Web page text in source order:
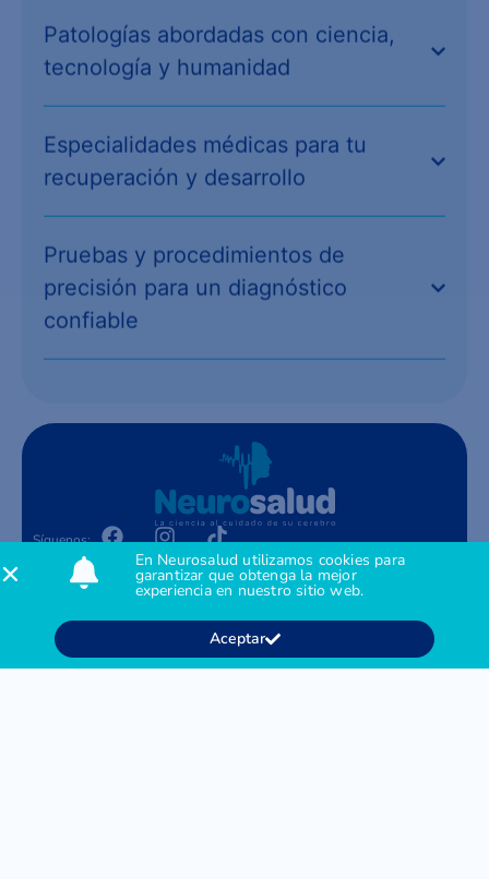
Patologías abordadas con ciencia,
tecnología y humanidad
Especialidades médicas para tu
recuperación y desarrollo
Pruebas y procedimientos de
precisión para un diagnóstico
confiable
Síguenos:
Contacto
Agendar citas: +57 312 395 3785
Administración: + 601 762 6985
M: gerencia@neurosalud.co
En Neurosalud utilizamos cookies para
garantizar que obtenga la mejor
experiencia en nuestro sitio web.
Aceptar